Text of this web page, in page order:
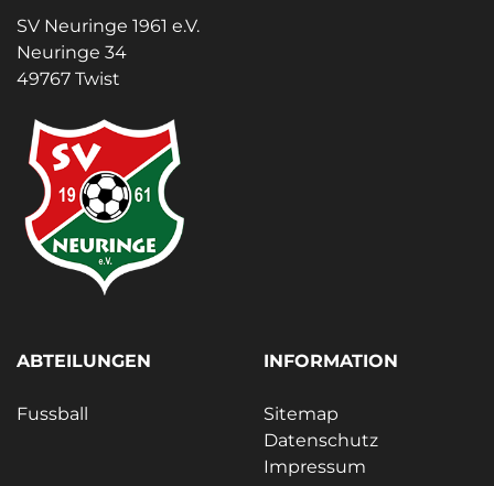
SV Neuringe 1961 e.V.
Neuringe 34
49767 Twist
ABTEILUNGEN
Fussball
INFORMATION
Sitemap
Datenschutz
Impressum